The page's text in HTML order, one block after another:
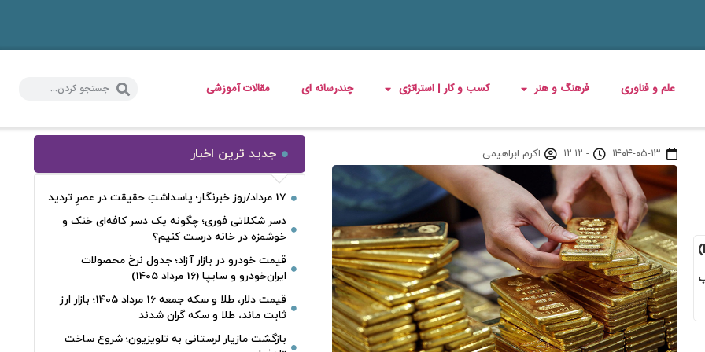
علم و فناوری فرهنگ و هنر کسب و کار | استراتژی چندرسانه ای مقالات آموزشی
این جهش قیمت طلا و سکه که پس از انتشار گزارش اشتغال آمریکا (NFP)
۱۴۰۴-۰۵-۱۳ - ۱۲:۱۲ اکرم ابراهیمی جدید ترین اخبار
17 مرداد/روز خبرنگار؛ پاسداشتِ حقیقت در عصرِ تردید
دسر شکلاتی فوری؛ چگونه یک دسر کافه‌ای خنک و
خوشمزه در خانه درست کنیم؟
قیمت خودرو در بازار آزاد؛ جدول نرخ محصولات
ایران‌خودرو و سایپا (16 مرداد 1405)
قیمت دلار، طلا و سکه جمعه 16 مرداد 1405؛ بازار ارز
ثابت ماند، طلا و سکه گران شدند
بازگشت مازیار لرستانی به تلویزیون؛ شروع ساخت